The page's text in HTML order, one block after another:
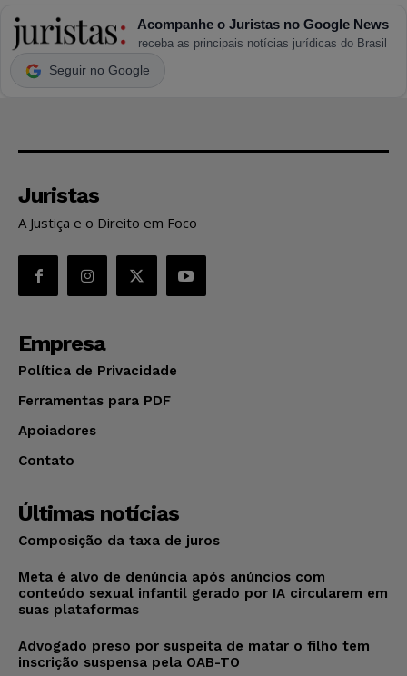
Acompanhe o Juristas no Google News
receba as principais notícias jurídicas do Brasil
Seguir no Google
Juristas
A Justiça e o Direito em Foco
Empresa
Política de Privacidade
Ferramentas para PDF
Apoiadores
Contato
Últimas notícias
Composição da taxa de juros
Meta é alvo de denúncia após anúncios com
conteúdo sexual infantil gerado por IA circularem em
suas plataformas
Advogado preso por suspeita de matar o filho tem
inscrição suspensa pela OAB-TO